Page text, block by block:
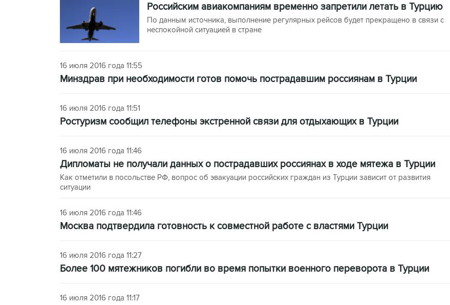
Российским авиакомпаниям временно запретили летать в Турцию
По данным источника, выполнение регулярных рейсов будет прекращено в связи с
неспокойной ситуацией в стране
16 июля 2016 года 11:55
Минздрав при необходимости готов помочь пострадавшим россиянам в Турции
16 июля 2016 года 11:51
Ростуризм сообщил телефоны экстренной связи для отдыхающих в Турции
16 июля 2016 года 11:46
Дипломаты не получали данных о пострадавших россиянах в ходе мятежа в Турции
Как отметили в посольстве РФ, вопрос об эвакуации российских граждан из Турции зависит от развития
ситуации
16 июля 2016 года 11:46
Москва подтвердила готовность к совместной работе с властями Турции
16 июля 2016 года 11:27
Более 100 мятежников погибли во время попытки военного переворота в Турции
16 июля 2016 года 11:17